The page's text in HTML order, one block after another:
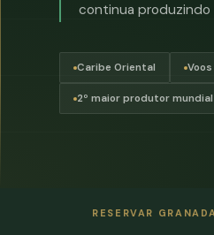
continua produzindo
Caribe Oriental
2º maior produtor
RESERVAR GRANADA